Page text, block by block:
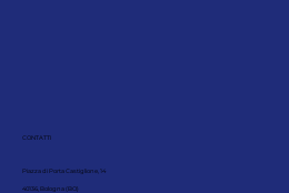
CONTATTI
Piazza di Porta Castiglione, 14
40136, Bologna (BO)